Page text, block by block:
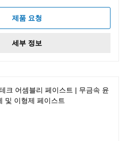
제품 요청
세부 정보